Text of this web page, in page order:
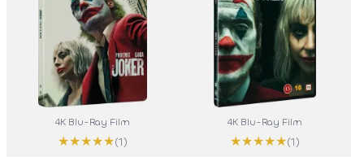
4K Blu-Ray Film
★★★★★(1)
4K Blu-Ray Film
★★★★★(1)